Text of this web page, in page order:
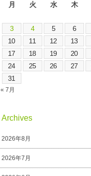
月
火 水 木
3
4 5 6
10
11 12 13
17
18 19 20
24
25 26 27
31
« 7月
Archives
2026年8月
2026年7月